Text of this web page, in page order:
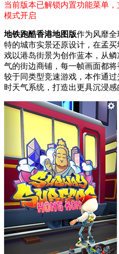
当前版本已解锁内置功能菜单
模式开启
地铁跑酷香港地图版作为风靡
特的城市实景还原设计，在孟
戏以港岛街景为创作蓝本，从
气的街边商铺，每一帧画面都
较于同类型竞速游戏，本作通
时天气系统，打造出更具沉浸感